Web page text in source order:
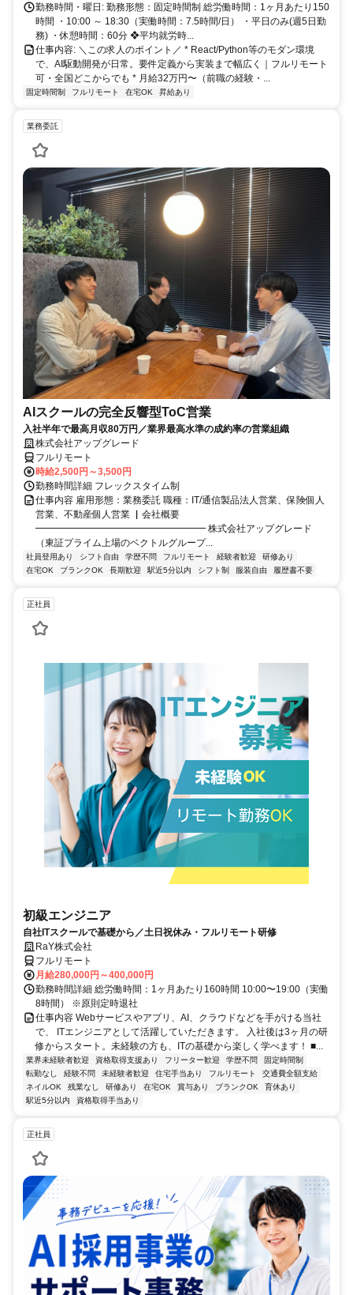
勤務時間・曜日: 勤務形態：固定時間制 総労働時間：1ヶ月あたり150
時間 ・10:00 ～ 18:30（実働時間：7.5時間/日） ・平日のみ(週5日勤
務) ・休憩時間：60分 ❖平均就労時...
仕事内容: ＼この求人のポイント／ * React/Python等のモダン環境
で、AI駆動開発が日常。要件定義から実装まで幅広く｜フルリモート
可・全国どこからでも * 月給32万円〜（前職の経験・...
固定時間制 フルリモート 在宅OK 昇給あり
業務委託
AIスクールの完全反響型ToC営業
入社半年で最高月収80万円／業界最高水準の成約率の営業組織
株式会社アップグレード
フルリモート
時給2,500円～3,500円
勤務時間詳細 フレックスタイム制
仕事内容 雇用形態：業務委託 職種：IT/通信製品法人営業、保険個人
営業、不動産個人営業 ▏会社概要
━━━━━━━━━━━━━━━━━━ 株式会社アップグレード
（東証プライム上場のベクトルグループ...
社員登用あり シフト自由 学歴不問 フルリモート 経験者歓迎
研修あり
在宅OK
ブランクOK 長期歓迎 駅近5分以内 シフト制 服装自由 履歴書不要
正社員
初級エンジニア
自社ITスクールで基礎から／土日祝休み・フルリモート研修
RaY株式会社
フルリモート
月給280,000円～400,000円
勤務時間詳細 総労働時間：1ヶ月あたり160時間 10:00〜19:00（実働
8時間） ※原則定時退社
仕事内容 Webサービスやアプリ、AI、クラウドなどを手がける当社
で、 ITエンジニアとして活躍していただきます。 入社後は3ヶ月の研
修からスタート。未経験の方も、ITの基礎から楽しく学べます！ ■...
業界未経験者歓迎 資格取得支援あり フリーター歓迎 学歴不問
固定時間制
転勤なし
経験不問 未経験者歓迎 住宅手当あり フルリモート
交通費全額支給
ネイルOK
残業なし 研修あり 在宅OK 賞与あり ブランクOK
育休あり
駅近5分以内
資格取得手当あり
正社員